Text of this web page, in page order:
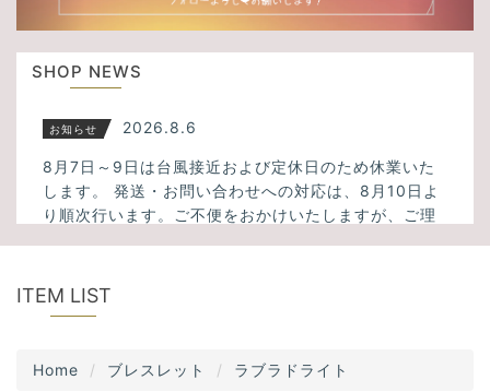
u
s
SHOP NEWS
お知らせ 2026.8.6
8月7日～9日は台風接近および定休日のため休業いた
します。 発送・お問い合わせへの対応は、8月10日よ
り順次行います。ご不便をおかけいたしますが、ご理
新入荷
アメトリン、スモーキーシトリンクォーツなど34点入
ITEM LIST
Home ブレスレット ラブラドライト